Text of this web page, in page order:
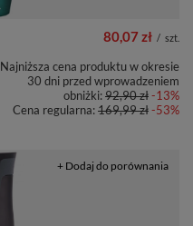
80,07 zł / szt.
Najniższa cena produktu w okresie
30 dni przed wprowadzeniem
obniżki:92,90 zł-13%
Cena regularna:169,99 zł-53%
+ Dodaj do porównania